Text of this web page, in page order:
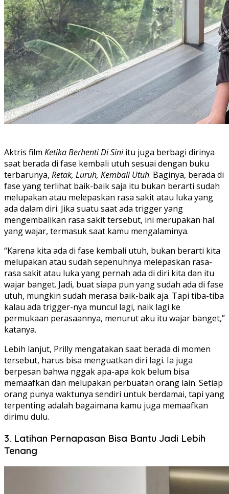
Aktris film Ketika Berhenti Di Siniitu juga berbagi dirinya
saat berada di fase kembali utuh sesuai dengan buku
terbarunya, Retak, Luruh, Kembali Utuh. Baginya, berada di
fase yang terlihat baik-baik saja itu bukan berarti sudah
melupakan atau melepaskan rasa sakit atau luka yang
ada dalam diri. Jika suatu saat ada trigger yang
mengembalikan rasa sakit tersebut, ini merupakan hal
yang wajar, termasuk saat kamu mengalaminya.
“Karena kita ada di fase kembali utuh, bukan berarti kita
melupakan atau sudah sepenuhnya melepaskan rasa-
rasa sakit atau luka yang pernah ada di diri kita dan itu
wajar banget. Jadi, buat siapa pun yang sudah ada di fase
utuh, mungkin sudah merasa baik-baik aja. Tapi tiba-tiba
kalau ada trigger-nya muncul lagi, naik lagi ke
permukaan perasaannya, menurut aku itu wajar banget,”
katanya.
Lebih lanjut, Prilly mengatakan saat berada di momen
tersebut, harus bisa menguatkan diri lagi. Ia juga
berpesan bahwa nggak apa-apa kok belum bisa
memaafkan dan melupakan perbuatan orang lain. Setiap
orang punya waktunya sendiri untuk berdamai, tapi yang
terpenting adalah bagaimana kamu juga memaafkan
dirimu dulu.
3. Latihan Pernapasan Bisa Bantu Jadi Lebih
Tenang